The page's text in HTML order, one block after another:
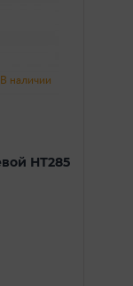
В наличии
НТ285